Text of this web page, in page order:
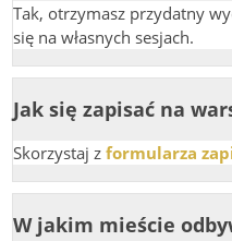
Tak, otrzymasz przydatny
się na własnych sesjach.
Jak się zapisać na
Skorzystaj zformularza
W jakim mieście